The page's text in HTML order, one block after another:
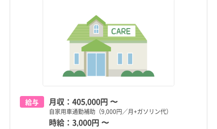
給与 月収： 405,000円 〜
自家用車通勤補助（9,000円／月+ガソリン代）
時給： 3,000円 〜